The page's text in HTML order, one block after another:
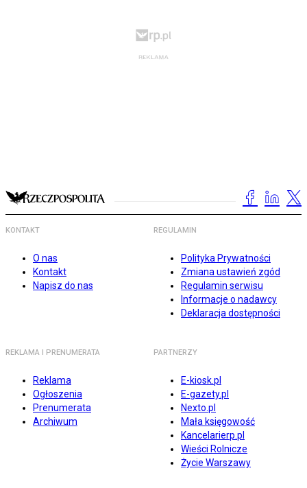
KONTAKT
O nas
Kontakt
Napisz do nas
REGULAMIN
Polityka Prywatności
Zmiana ustawień zgód
Regulamin serwisu
Informacje o nadawcy
Deklaracja dostępności
REKLAMA I PRENUMERATA
Reklama
Ogłoszenia
Prenumerata
Archiwum
PARTNERZY
E-kiosk.pl
E-gazety.pl
Nexto.pl
Mała księgowość
Kancelarierp.pl
Wieści Rolnicze
Życie Warszawy